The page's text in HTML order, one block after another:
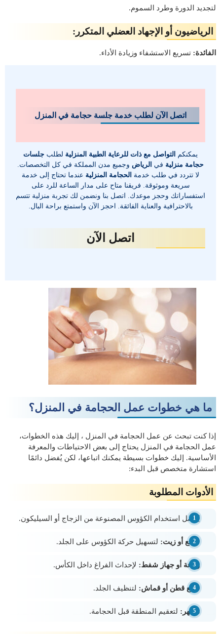
لتجديد الدورة وطرد السموم.
الرياضيون أو الإجهاد العضلي المتكرر:
الفائدة: تسريع الاستشفاء وزيادة الأداء.
اتصل الآن لطلب خدمة جلسة حجامة في المنزل
يمكنكم التواصل مع ذات للرعاية الطبية المنزلية لطلب جلسات
حجامة منزلية في الرياض وجميع مدن المملكة في كل التخصصات.
لا تتردد في طلب خدمة الحجامة المنزلية عندما تحتاج إلى خدمة
سريعة وموثوقة. فريقنا متاح على مدار الساعة للرد على
استفساراتك وحجز موعدك. اتصل بنا ونضمن لك تجربة منزلية تتسم
بالاحترافية والعناية الفائقة. احجز الآن واستمتع براحة البال.
اتصل الآن
ما هي خطوات عمل الحجامة في المنزل؟
إذا كنت تبحث عن عمل الحجامة في المنزل ، إليك هذه الخطوات،
عمل الحجامة في المنزل يحتاج إلى بعض الاحتياطات والمعرفة
الأساسية. إليك خطوات بسيطة يمكنك اتباعها، لكن يُفضل دائمًا
استشارة متخصص قبل البدء:
الأدوات المطلوبة
يُفضل استخدام الكؤوس المصنوعة من الزجاج أو السيليكون.
شمع أو زيت: لتسهيل حركة الكؤوس على الجلد.
ولاعة أو جهاز شفط: لإحداث الفراغ داخل الكأس.
قطع قطن أو قماش: لتنظيف الجلد.
مطهر : لتعقيم المنطقة قبل الحجامة.